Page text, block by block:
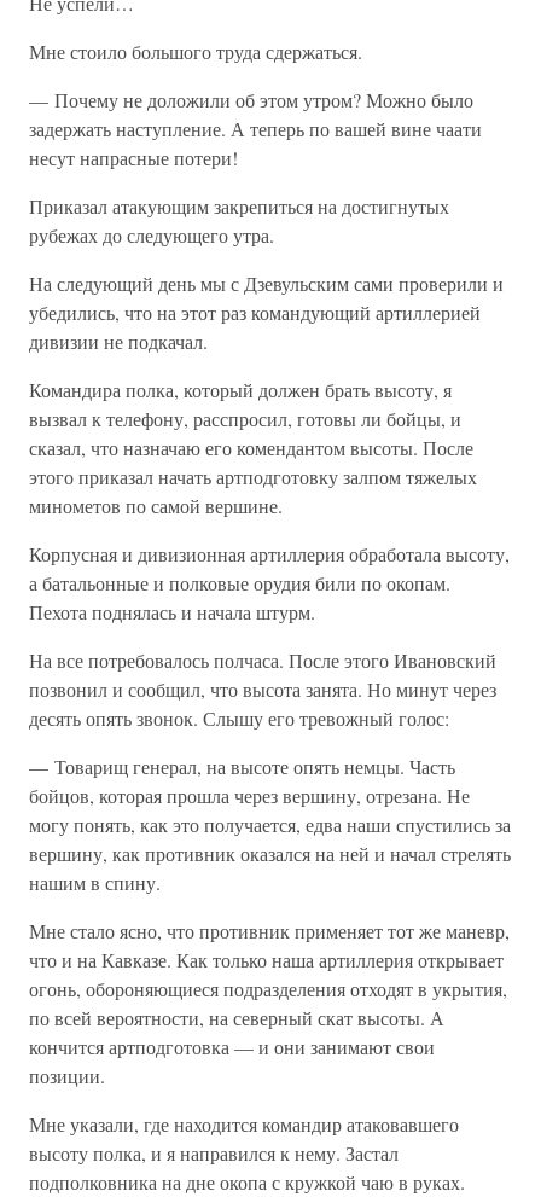
Мне стоило большого труда сдержаться.
— Почему не доложили об этом утром? Можно было
задержать наступление. А теперь по вашей вине чаати
несут напрасные потери!
Приказал атакующим закрепиться на достигнутых
рубежах до следующего утра.
На следующий день мы с Дзевульским сами проверили и
убедились, что на этот раз командующий артиллерией
дивизии не подкачал.
Командира полка, который должен брать высоту, я
вызвал к телефону, расспросил, готовы ли бойцы, и
сказал, что назначаю его комендантом высоты. После
этого приказал начать артподготовку залпом тяжелых
минометов по самой вершине.
Корпусная и дивизионная артиллерия обработала высоту,
а батальонные и полковые орудия били по окопам.
Пехота поднялась и начала штурм.
На все потребовалось полчаса. После этого Ивановский
позвонил и сообщил, что высота занята. Но минут через
десять опять звонок. Слышу его тревожный голос:
— Товарищ генерал, на высоте опять немцы. Часть
бойцов, которая прошла через вершину, отрезана. Не
могу понять, как это получается, едва наши спустились за
вершину, как противник оказался на ней и начал стрелять
нашим в спину.
Мне стало ясно, что противник применяет тот же маневр,
что и на Кавказе. Как только наша артиллерия открывает
огонь, обороняющиеся подразделения отходят в укрытия,
по всей вероятности, на северный скат высоты. А
кончится артподготовка — и они занимают свои
позиции.
Мне указали, где находится командир атаковавшего
высоту полка, и я направился к нему. Застал
подполковника на дне окопа с кружкой чаю в руках.